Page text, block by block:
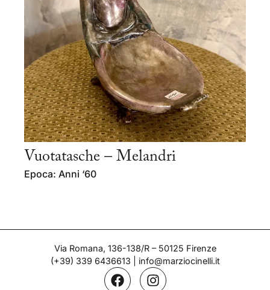
Vuotatasche – Melandri
Epoca: Anni ‘60
Via Romana, 136-138/R – 50125 Firenze
(+39) 339 6436613
info@marziocinelli.it